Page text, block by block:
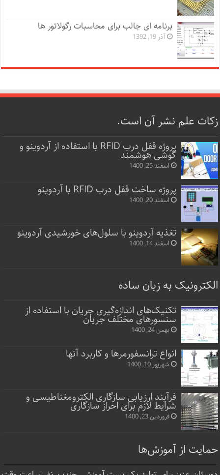
برنامه ای جالب برای محاسبات رگولاتور ها
آذر 19, 1392
زکات علم نشر آن است.
پروژه قفل‌ درب RFID با استفاده از آردوینو و
گوشی هوشمند
اسفند 25, 1400
پروژه ساخت قفل‌ درب RFID با آردوینو
اسفند 20, 1400
تغذیه آردوینو با سلول‌های خورشیدی آردوینو
اسفند 14, 1400
الکترونیک به زبان ساده
تکنیک‌های اندازه‌گیری جریان با استفاده از
سنسورهای مختلف جریان
بهمن 24, 1400
انواع ترانسفورمرها و کاربرد آنها
شهریور 10, 1400
فرآیند ارزیابی سازگاری الکترومغناطیسی و
شرایط لازم برای احراز سازگاری
فروردین 23, 1400
حمایت از آموزش‌ها